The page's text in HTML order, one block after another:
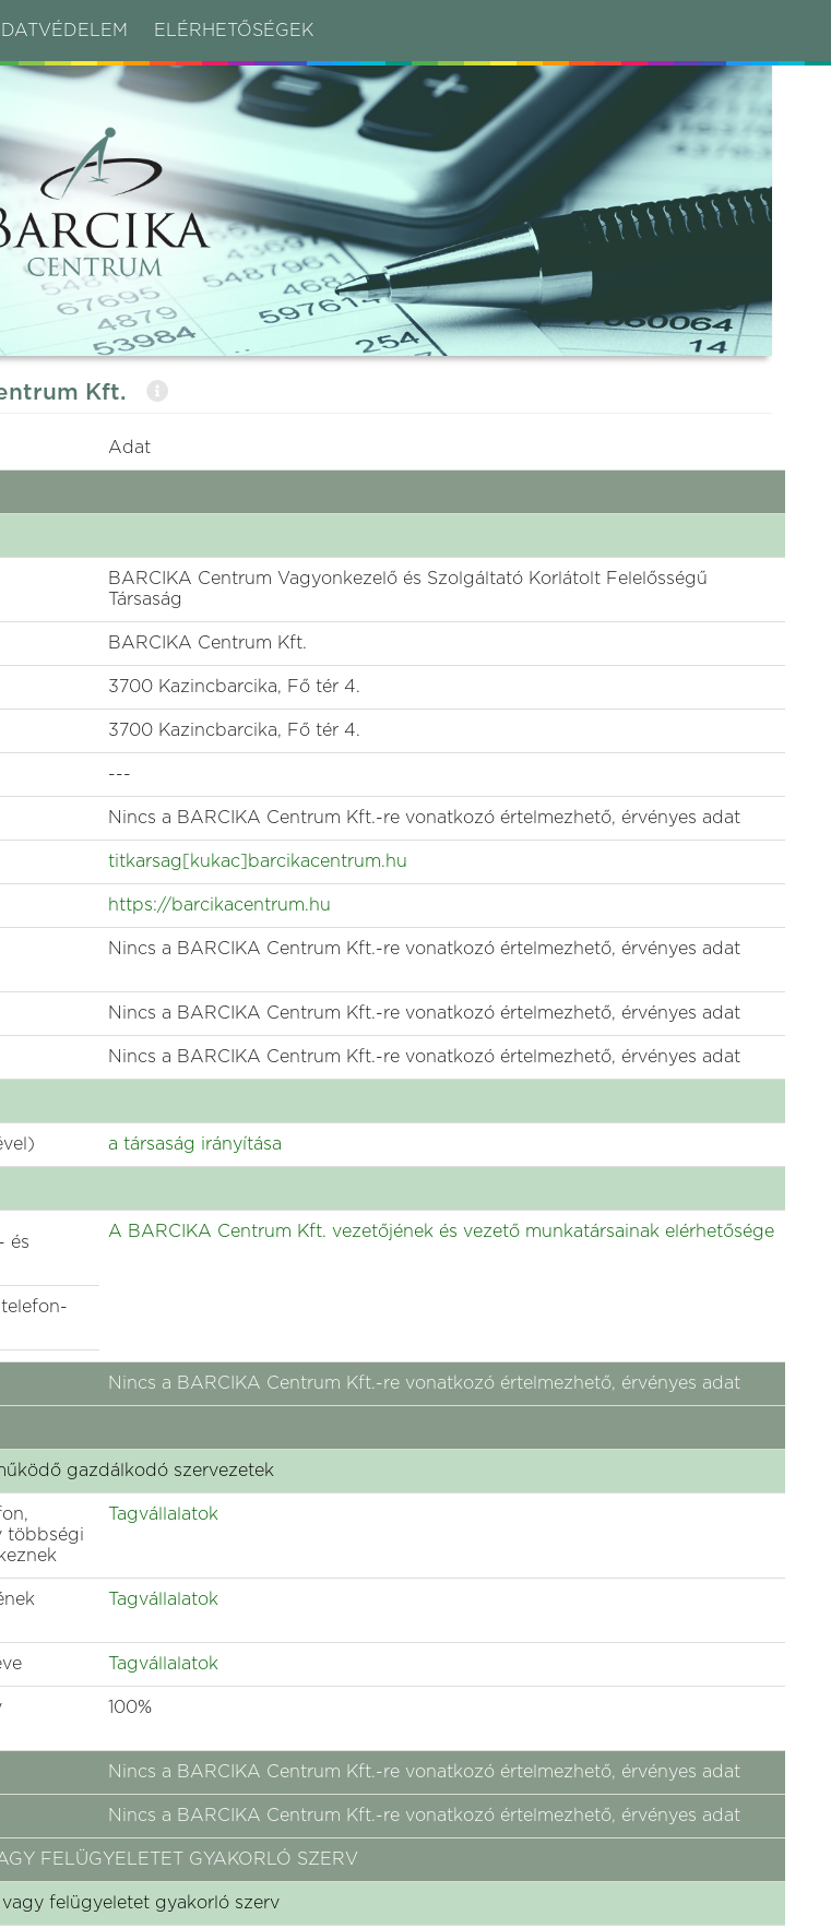
ELÉRHETŐSÉGEK
Kft.
Adat
BARCIKA Centrum Vagyonkezelő és Szolgáltató Korlátolt Felelősségű
Társaság
BARCIKA Centrum Kft.
3700 Kazincbarcika, Fő tér 4.
3700 Kazincbarcika, Fő tér 4.
---
Nincs a BARCIKA Centrum Kft.-re vonatkozó értelmezhető, érvényes adat
titkarsag[kukac]barcikacentrum.hu
https://barcikacentrum.hu
Nincs a BARCIKA Centrum Kft.-re vonatkozó értelmezhető, érvényes adat
Nincs a BARCIKA Centrum Kft.-re vonatkozó értelmezhető, érvényes adat
Nincs a BARCIKA Centrum Kft.-re vonatkozó értelmezhető, érvényes adat
a társaság irányítása
és
A BARCIKA Centrum Kft. vezetőjének és vezető munkatársainak elérhetősége
Nincs a BARCIKA Centrum Kft.-re vonatkozó értelmezhető, érvényes adat
gazdálkodó szervezetek
többségi
Tagvállalatok
Tagvállalatok
Tagvállalatok
100%
Nincs a BARCIKA Centrum Kft.-re vonatkozó értelmezhető, érvényes adat
Nincs a BARCIKA Centrum Kft.-re vonatkozó értelmezhető, érvényes adat
FELÜGYELETET GYAKORLÓ SZERV
felügyeletet gyakorló szerv